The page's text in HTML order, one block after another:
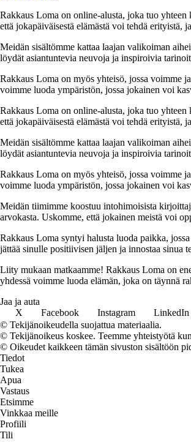
Rakkaus Loma on online-alusta, joka tuo
että jokapäiväisestä elämästä voi tehdä erityistä,
Meidän sisältömme kattaa laajan valikoiman
löydät asiantuntevia neuvoja ja inspiroivia
Rakkaus Loma on myös yhteisö, jossa voimme
voimme luoda ympäristön, jossa jokainen voi
Rakkaus Loma on online-alusta, joka tuo
että jokapäiväisestä elämästä voi tehdä erityistä,
Meidän sisältömme kattaa laajan valikoiman
löydät asiantuntevia neuvoja ja inspiroivia
Rakkaus Loma on myös yhteisö, jossa voimme
voimme luoda ympäristön, jossa jokainen voi
Meidän tiimimme koostuu intohimoisista
arvokasta. Uskomme, että jokainen meistä voi
Rakkaus Loma syntyi halusta luoda paikka,
jättää sinulle positiivisen jäljen ja innostaa sinua
Liity mukaan matkaamme! Rakkaus Loma on
yhdessä voimme luoda elämän, joka on täynnä
Jaa ja auta
X
Facebook Instagram LinkedIn
© Tekijänoikeudella suojattua materiaalia.
© Tekijänoikeus koskee. Teemme yhteistyötä
© Oikeudet kaikkeen tämän sivuston sisältöön
Tiedot
Tukea
Apua
Vastaus
Etsimme
Vinkkaa meille
Profiili
Tili